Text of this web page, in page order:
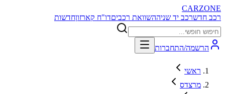
CARZONE
רכב חדשרכב יד שניההשוואת רכביםדו"ח קארזוןחדשות
הרשמה/התחברות
ראשי
מרצדס